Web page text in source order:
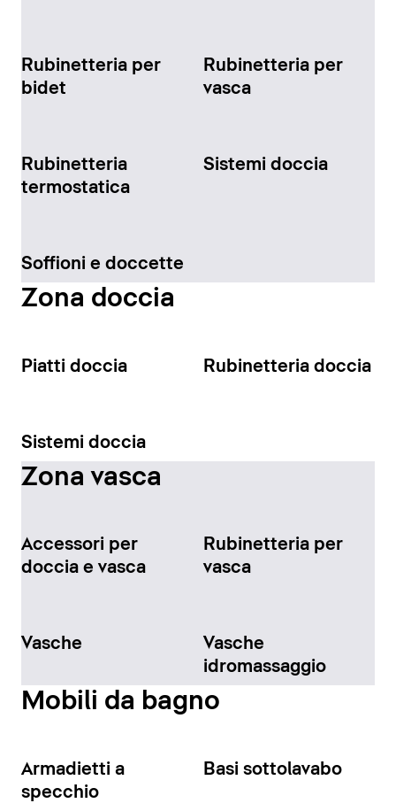
Rubinetteria per
bidet
Rubinetteria per
vasca
Rubinetteria
termostatica
Sistemi doccia
Soffioni e doccette
Zona doccia
Piatti doccia Rubinetteria doccia
Sistemi doccia
Zona vasca
Accessori per
doccia e vasca
Rubinetteria per
vasca
Vasche
Vasche
idromassaggio
Mobili da bagno
Armadietti a
specchio
Basi sottolavabo